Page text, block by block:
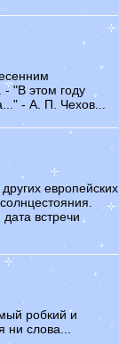
- "В этом году
- А. П. Чехов...
европейских
встречи
робкий и
слова...